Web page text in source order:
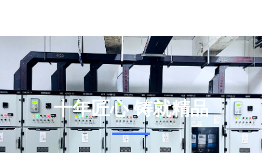
十年匠心 铸就精品